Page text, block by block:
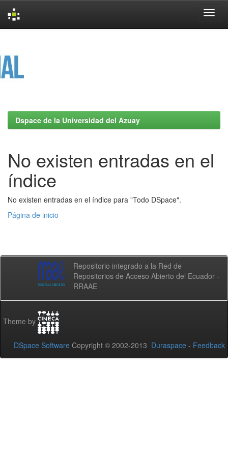
Dspace de la Universidad del Azuay
No existen entradas en el
índice
No existen entradas en el índice para "Todo DSpace".
Página de inicio
Repositorio integrado a la Red de
Repositorios de Acceso Abierto del Ecuador -
RRAAE
Theme by
DSpace Software Copyright © 2002-2013 Duraspace - Feedback